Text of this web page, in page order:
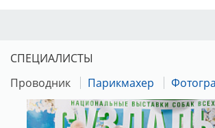
подтвержденной справкой, выданной
окончания регистрации).
СПЕЦИАЛИСТЫ
Проводник
Парикмахер